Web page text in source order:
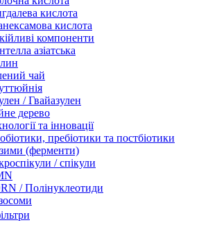
кислота
кислота
компоненти
азіатська
чай
/ Гвайазулен
дерево
та інновації
пребіотики та постбіотики
(ферменти)
/ спікули
/ Полінуклеотиди